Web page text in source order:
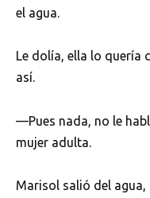
el agua.
Le dolía, ella lo quería
así.
—Pues nada, no le
mujer adulta.
Marisol salió del agua,